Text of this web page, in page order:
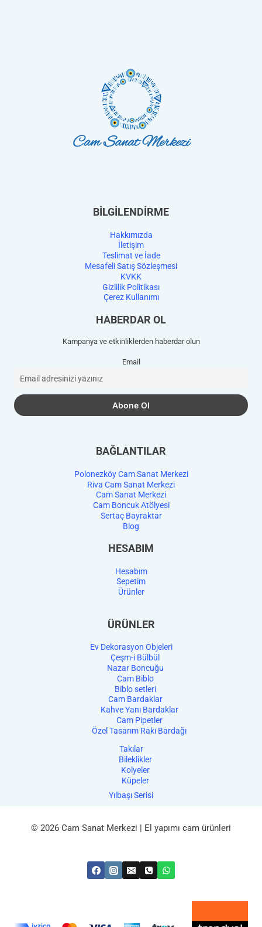
BİLGİLENDİRME
Hakkımızda
İletişim
Teslimat ve İade
Mesafeli Satış Sözleşmesi
KVKK
Gizlilik Politikası
Çerez Kullanımı
HABERDAR OL
Kampanya ve etkinliklerden haberdar olun
Email
BAĞLANTILAR
Polonezköy Cam Sanat Merkezi
Riva Cam Sanat Merkezi
Cam Sanat Merkezi
Cam Boncuk Atölyesi
Sertaç Bayraktar
Blog
HESABIM
Hesabım
Sepetim
Ürünler
ÜRÜNLER
Ev Dekorasyon Objeleri
Çeşm-i Bülbül
Nazar Boncuğu
Cam Biblo
Biblo setleri
Cam Bardaklar
Kahve Yanı Bardaklar
Cam Pipetler
Özel Tasarım Rakı Bardağı
Takılar
Bileklikler
Kolyeler
Küpeler
Yılbaşı Serisi
© 2026 Cam Sanat Merkezi | El yapımı cam ürünleri